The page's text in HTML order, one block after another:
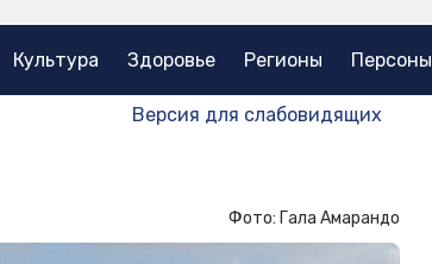
Культура Здоровье Регионы Персоны
Версия для слабовидящих
Фото: Гала Амарандо